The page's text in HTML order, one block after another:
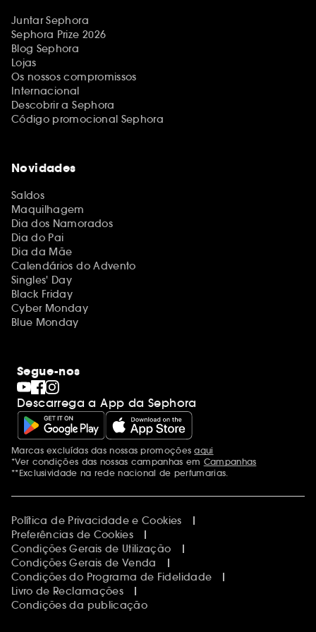
Juntar Sephora
Sephora Prize 2026
Blog Sephora
Lojas
Os nossos compromissos
Internacional
Descobrir a Sephora
Código promocional Sephora
Novidades
Saldos
Maquilhagem
Dia dos Namorados
Dia do Pai
Dia da Mãe
Calendários do Advento
Singles' Day
Black Friday
Cyber Monday
Blue Monday
Segue-nos
Descarrega a App da Sephora
Menções adicionais
Marcas excluídas das nossas promoçõesaqui
*Ver condições das nossas campanhas em Campanhas
**Exclusividade na rede nacional de perfumarias.
Política de Privacidade e Cookies
Preferências de Cookies
Condições Gerais de Utilização
Condições Gerais de Venda
Condições do Programa de Fidelidade
Livro de Reclamações
Condições da publicação